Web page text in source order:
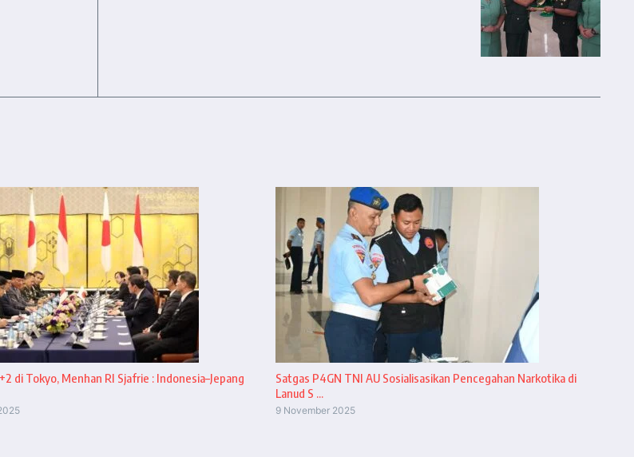
di Tokyo, Menhan RI Sjafrie : Indonesia–Jepang
Satgas P4GN TNI AU Sosialisasikan Pencegahan Narkotika di
Lanud S ...
9 November 2025